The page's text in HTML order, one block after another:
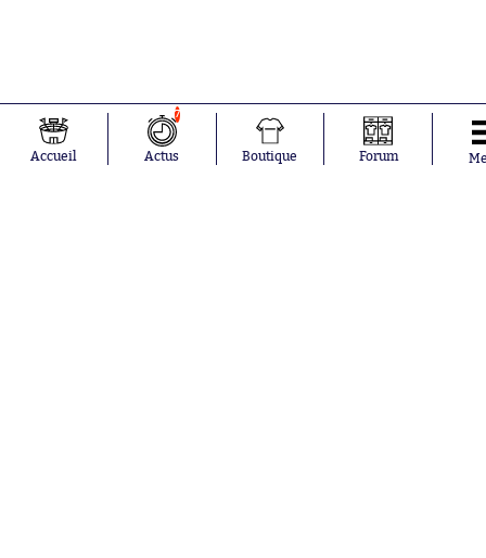
Accueil
7
Actus Boutique Forum